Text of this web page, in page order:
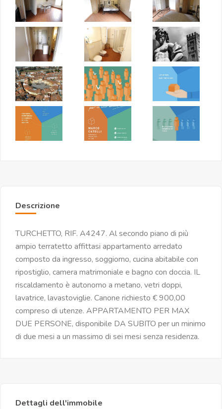
Descrizione
TURCHETTO, RIF. A4247. Al secondo piano di più
ampio terratetto affittasi appartamento arredato
composto da ingresso, soggiorno, cucina abitabile con
ripostiglio, camera matrimoniale e bagno con doccia. IL
riscaldamento è autonomo a metano, vetri doppi,
lavatrice, lavastoviglie. Canone richiesto € 900,00
compreso di utenze. APPARTAMENTO PER MAX
DUE PERSONE, disponibile DA SUBITO per un minimo
di due mesi a un massimo di sei mesi senza residenza.
Dettagli dell'immobile